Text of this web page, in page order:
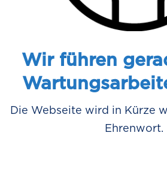
Wir führen
Die Webseite wird in Kürze
Ehrenwort.